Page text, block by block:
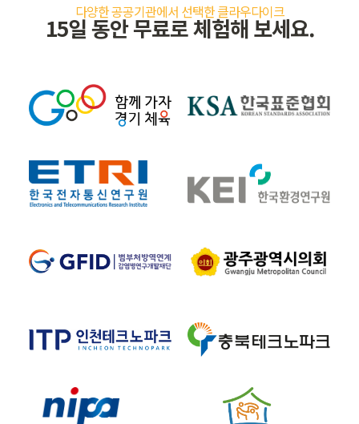
다양한 공공기관에서 선택한 클라우다이크
15일 동안 무료로 체험해 보세요.